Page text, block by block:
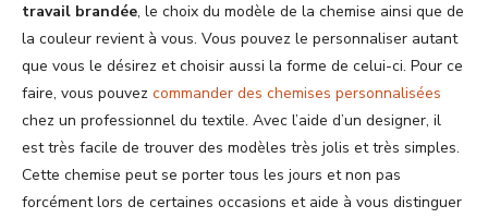
travail brandée, le choix du modèle de la chemise ainsi que de
la couleur revient à vous. Vous pouvez le personnaliser autant
que vous le désirez et choisir aussi la forme de celui-ci. Pour ce
faire, vous pouvez commander des chemises personnalisées
chez un professionnel du textile. Avec l’aide d’un designer, il
est très facile de trouver des modèles très jolis et très simples.
Cette chemise peut se porter tous les jours et non pas
forcément lors de certaines occasions et aide à vous distinguer